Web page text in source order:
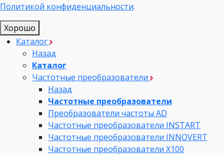
Политикой конфиденциальности.
Хорошо
Каталог
Назад
Каталог
Частотные преобразователи
Назад
Частотные преобразователи
Преобразователи частоты AD
Частотные преобразователи INSTART
Частотные преобразователи INNOVERT
Частотные преобразователи Х100